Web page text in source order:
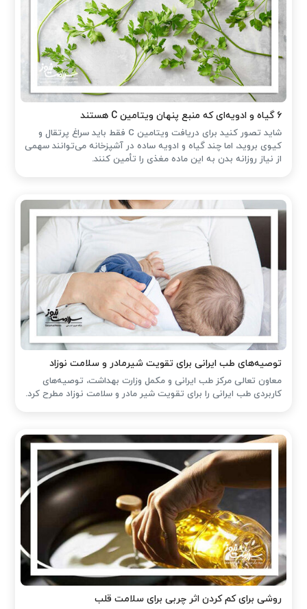
۶ گیاه و ادویه‌ای که منبع پنهان ویتامین C هستند
شاید تصور کنید برای دریافت ویتامین C فقط باید سراغ پرتقال و
کیوی بروید، اما چند گیاه و ادویه ساده در آشپزخانه می‌توانند سهمی
از نیاز روزانه بدن به این ماده مغذی را تأمین کنند.
توصیه‌های طب ایرانی برای تقویت شیرمادر و سلامت نوزاد
معاون تعالی مرکز طب ایرانی و مکمل وزارت بهداشت، توصیه‌های
کاربردی طب ایرانی را برای تقویت شیر مادر و سلامت نوزاد مطرح کرد.
روشی برای کم کردن اثر چربی برای سلامت قلب